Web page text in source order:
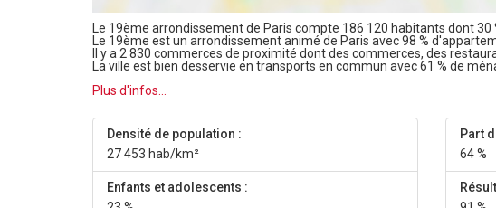
Le 19ème arrondissement de Paris compte 186 120 habitants dont
Le 19ème est un arrondissement animé de Paris avec 98 %
Il y a 2 830 commerces de proximité dont des commerces, des
La ville est bien desservie en transports en commun avec 61 % de
Plus d'infos...
Densité de population :
27 453 hab/km²
Enfants et adolescents :
Part
64 %